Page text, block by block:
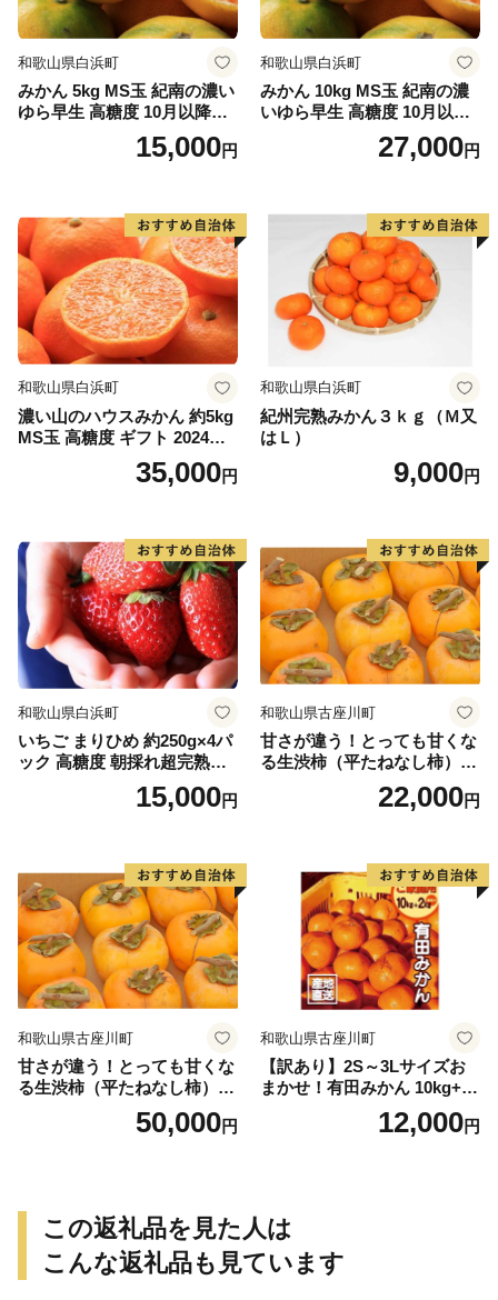
和歌山県白浜町
みかん 5kg MS玉 紀南の濃い
ゆら早生 高糖度 10月以降発
送 マルチ被覆栽培15,000円
和歌山県白浜町
みかん 10kg MS玉 紀南の濃
いゆら早生 高糖度 10月以降
発送 マルチ被覆栽培27,000円
和歌山県白浜町
濃い山のハウスみかん 約5kg
MS玉 高糖度 ギフト 2024年7
35,000円
和歌山県白浜町
紀州完熟みかん３ｋｇ（Ｍ又
はＬ）
9,000円
和歌山県白浜町
いちご まりひめ 約250g×4パ
ック 高糖度 朝採れ超完熟ま
りひめ 1月以降発送分
15,000円
和歌山県古座川町
甘さが違う！とっても甘くな
る生渋柿（平たねなし柿）吊
ップ付約4.5～5kg 約24～30
22,000円
和歌山県古座川町
甘さが違う！とっても甘くな
る生渋柿（平たねなし柿）吊
ップ付約14.5～15kg 約60～
50,000円
和歌山県古座川町
【訳あり】2S～3Lサイズお
まかせ！有田みかん 10kg+2k
g保証分 11月から12月下旬ま
でに順次発送致します。 / 訳
12,000円
この返礼品を見た人は
こんな返礼品も見ています